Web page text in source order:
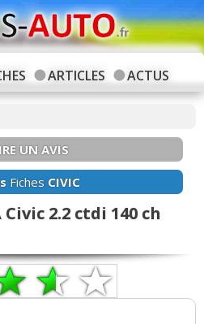
ARTICLES ACTUS
UN AVIS
Fiches CIVIC
2.2 ctdi 140 ch